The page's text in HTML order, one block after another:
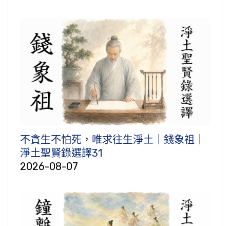
不貪生不怕死，唯求往生淨土｜錢象祖｜
淨土聖賢錄選譯31
2026-08-07